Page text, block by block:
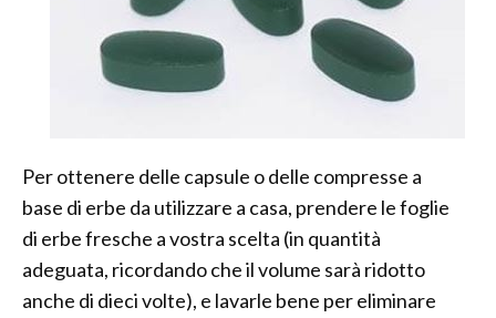
Per ottenere delle capsule o delle compresse a
base di erbe da utilizzare a casa, prendere le foglie
di erbe fresche a vostra scelta (in quantità
adeguata, ricordando che il volume sarà ridotto
anche di dieci volte), e lavarle bene per eliminare